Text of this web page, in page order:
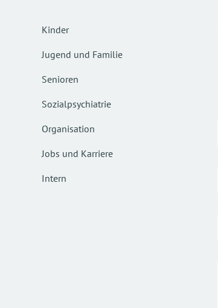
Kinder
Jugend und Familie
Senioren
Sozialpsychiatrie
Organisation
Jobs und Karriere
Intern